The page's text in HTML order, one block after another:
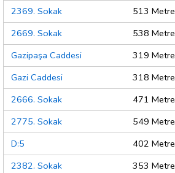
2369. Sokak
513 Metre
2669. Sokak
538 Metre
Gazipaşa Caddesi
319 Metre
Gazi Caddesi
318 Metre
2666. Sokak
471 Metre
2775. Sokak
549 Metre
D:5
402 Metre
2382. Sokak
353 Metre